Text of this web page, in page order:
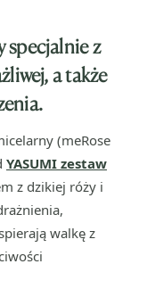
specjalnie z
a także
(meRose
YASUMI zestaw
z dzikiej róży i
walkę z